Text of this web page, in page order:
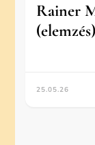
Rainer
(elemzés)
25.05.26